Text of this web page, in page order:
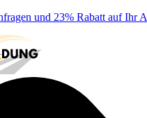
und 23% Rabatt auf Ihr